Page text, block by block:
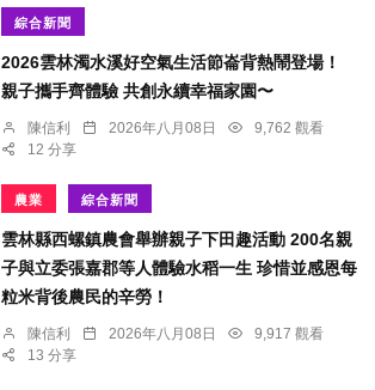
綜合新聞
2026雲林濁水溪好空氣生活節崙背熱鬧登場！
親子攜手齊體驗 共創永續幸福家園〜
陳信利 2026年八月08日
9,762 觀看
12 分享
農業 綜合新聞
雲林縣西螺鎮農會舉辦親子下田趣活動 200名親
子與立委張嘉郡等人體驗水稻一生 珍惜並感恩每
粒米背後農民的辛勞！
陳信利 2026年八月08日
9,917 觀看
13 分享